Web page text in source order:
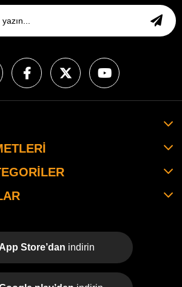
App Store’dan indirin